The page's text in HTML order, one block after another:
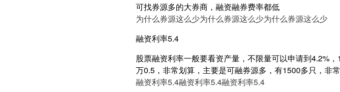
可找券源多的大券商，融资融券费率都低
为什么券源这么少为什么券源这么少为什么券源这么少
融资利率5.4
股票融资利率一般要看资产量，不限量可以申请到4.2%
万0.5，非常划算，主要是可融券源多，有1500多只，非
融资利率5.4融资利率5.4融资利率5.4